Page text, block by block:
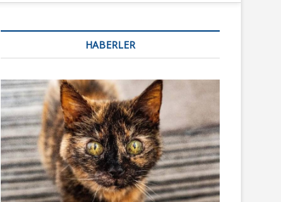
u
u
n
HABERLER